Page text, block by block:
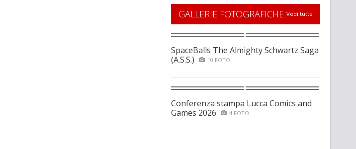
GALLERIE FOTOGRAFICHE Vedi tutte
SpaceBalls The Almighty Schwartz Saga
(A.S.S.)
10 FOTO
Conferenza stampa Lucca Comics and
Games 2026
4 FOTO